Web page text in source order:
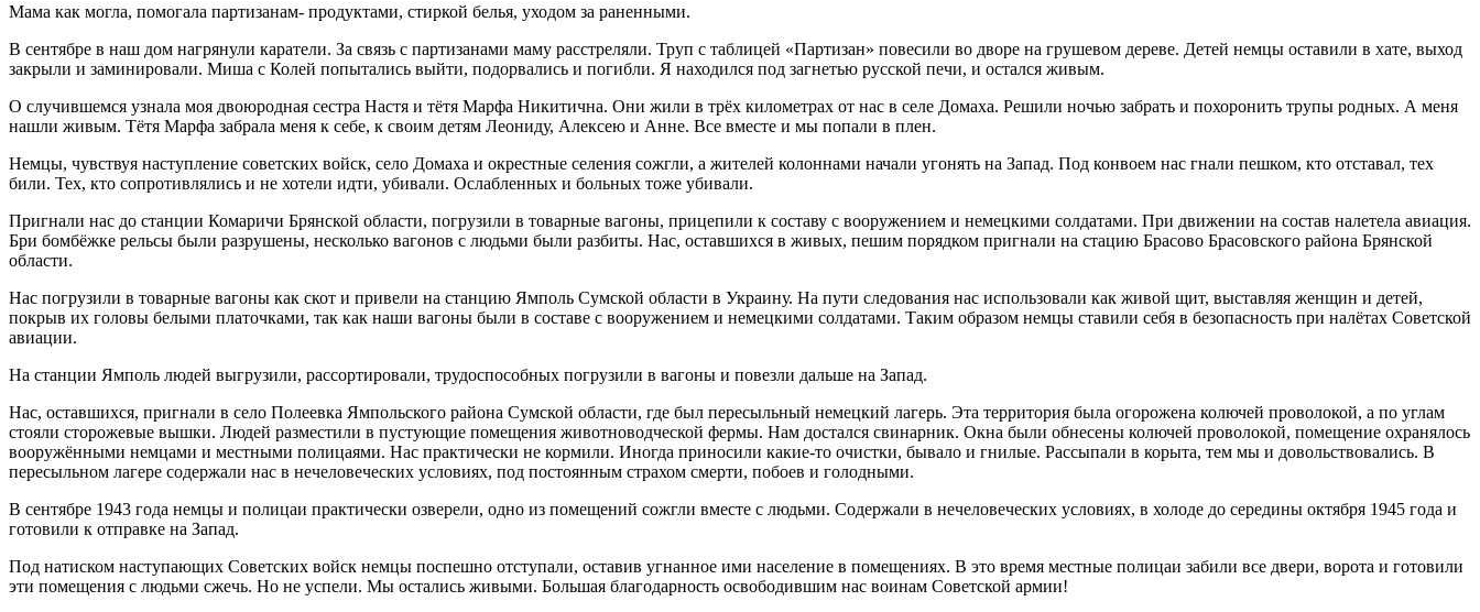
Мама как могла, помогала партизанам- продуктами, стиркой белья, уходом за раненными.
В сентябре в наш дом нагрянули каратели. За связь с партизанами маму расстреляли. Труп с таблицей «Партизан» повесили во дворе на грушевом дереве. Детей немцы оставили в хате, выход
закрыли и заминировали. Миша с Колей попытались выйти, подорвались и погибли. Я находился под загнетью русской печи, и остался живым.
О случившемся узнала моя двоюродная сестра Настя и тётя Марфа Никитична. Они жили в трёх километрах от нас в селе Домаха. Решили ночью забрать и похоронить трупы родных. А меня
нашли живым. Тётя Марфа забрала меня к себе, к своим детям Леониду, Алексею и Анне. Все вместе и мы попали в плен.
Немцы, чувствуя наступление советских войск, село Домаха и окрестные селения сожгли, а жителей колоннами начали угонять на Запад. Под конвоем нас гнали пешком, кто отставал, тех
били. Тех, кто сопротивлялись и не хотели идти, убивали. Ослабленных и больных тоже убивали.
Пригнали нас до станции Комаричи Брянской области, погрузили в товарные вагоны, прицепили к составу с вооружением и немецкими солдатами. При движении на состав налетела авиация.
Бри бомбёжке рельсы были разрушены, несколько вагонов с людьми были разбиты. Нас, оставшихся в живых, пешим порядком пригнали на стацию Брасово Брасовского района Брянской
области.
Нас погрузили в товарные вагоны как скот и привели на станцию Ямполь Сумской области в Украину. На пути следования нас использовали как живой щит, выставляя женщин и детей,
покрыв их головы белыми платочками, так как наши вагоны были в составе с вооружением и немецкими солдатами. Таким образом немцы ставили себя в безопасность при налётах Советской
авиации.
На станции Ямполь людей выгрузили, рассортировали, трудоспособных погрузили в вагоны и повезли дальше на Запад.
Нас, оставшихся, пригнали в село Полеевка Ямпольского района Сумской области, где был пересыльный немецкий лагерь. Эта территория была огорожена колючей проволокой, а по углам
стояли сторожевые вышки. Людей разместили в пустующие помещения животноводческой фермы. Нам достался свинарник. Окна были обнесены колючей проволокой, помещение охранялось
вооружёнными немцами и местными полицаями. Нас практически не кормили. Иногда приносили какие-то очистки, бывало и гнилые. Рассыпали в корыта, тем мы и довольствовались. В
пересыльном лагере содержали нас в нечеловеческих условиях, под постоянным страхом смерти, побоев и голодными.
В сентябре 1943 года немцы и полицаи практически озверели, одно из помещений сожгли вместе с людьми. Содержали в нечеловеческих условиях, в холоде до середины октября 1945 года и
готовили к отправке на Запад.
Под натиском наступающих Советских войск немцы поспешно отступали, оставив угнанное ими население в помещениях. В это время местные полицаи забили все двери, ворота и готовили
эти помещения с людьми сжечь. Но не успели. Мы остались живыми. Большая благодарность освободившим нас воинам Советской армии!